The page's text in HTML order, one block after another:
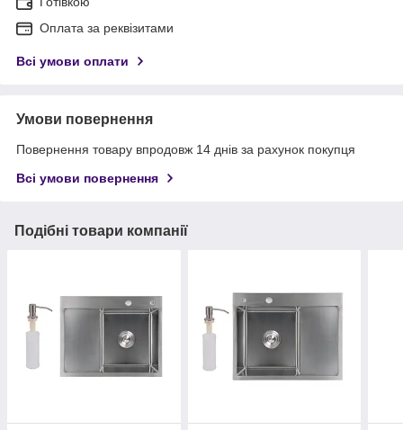
Оплата за реквізитами
Всі умови оплати
Умови повернення
Повернення товару впродовж 14 днів за рахунок покупця
Всі умови повернення
Подібні товари компанії